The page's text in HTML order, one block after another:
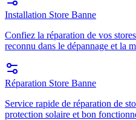
Installation Store Banne
Confiez la réparation de vos
reconnu dans le dépannage et la
Réparation Store Banne
Service rapide de réparation de
protection solaire et bon